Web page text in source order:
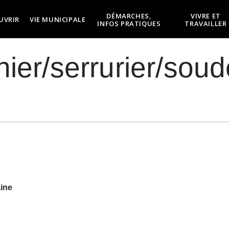
VIE MUNICIPALE
DÉMARCHES,
INFOS PRATIQUES
VIVRE ET
TRAVAILLER
serrurier/